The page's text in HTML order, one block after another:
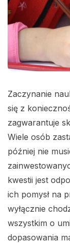
Zaczynanie
się z
zagwarantuje
Wiele osób
później nie
kwestii jest
ich pomysł na
wyłącznie
wszystkim o
dopasowania